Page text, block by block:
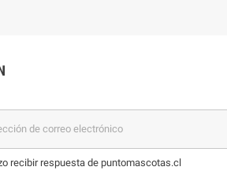
recibir respuesta de puntomascotas.cl